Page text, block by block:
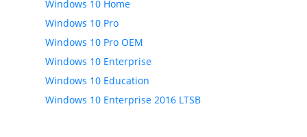
Windows 10 Home
Windows 10 Pro
Windows 10 Pro OEM
Windows 10 Enterprise
Windows 10 Education
Windows 10 Enterprise 2016 LTSB